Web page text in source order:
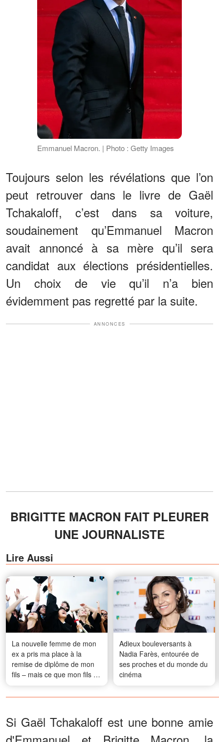
Emmanuel Macron. | Photo : Getty Images
Toujours selon les révélations que l’on
peut retrouver dans le livre de Gaël
Tchakaloff, c’est dans sa voiture,
soudainement qu’Emmanuel Macron
avait annoncé à sa mère qu’il sera
candidat aux élections présidentielles.
Un choix de vie qu’il n’a bien
évidemment pas regretté par la suite.
ANNONCES
BRIGITTE MACRON FAIT PLEURER
UNE JOURNALISTE
Lire Aussi
La nouvelle femme de mon
ex a pris ma place à la
remise de diplôme de mon
fils – mais ce que mon fils a
dit au micro l'a fait baisser la
tête devant tout le monde
Adieux bouleversants à
Nadia Farès, entourée de
ses proches et du monde du
cinéma
Si Gaël Tchakaloff est une bonne amie